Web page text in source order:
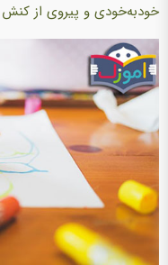
خودبه‌خودی و پیروی از